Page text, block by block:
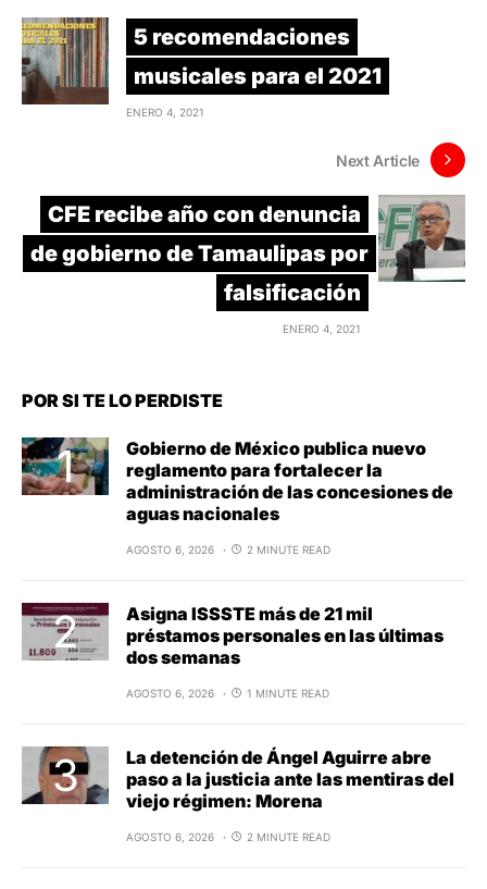
5 recomendaciones
musicales para el 2021
ENERO 4, 2021
Next Article
CFE recibe año con denuncia
de gobierno de Tamaulipas por
falsificación
ENERO 4, 2021
POR SI TE LO PERDISTE
Gobierno de México publica nuevo
reglamento para fortalecer la
administración de las concesiones de
aguas nacionales
AGOSTO 6, 2026 2 MINUTE READ
Asigna ISSSTE más de 21 mil
préstamos personales en las últimas
dos semanas
AGOSTO 6, 2026 1 MINUTE READ
La detención de Ángel Aguirre abre
paso a la justicia ante las mentiras del
viejo régimen: Morena
AGOSTO 6, 2026 2 MINUTE READ